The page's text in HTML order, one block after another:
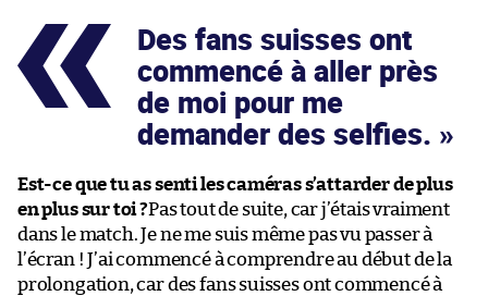
Des fans suisses ont
commencé à aller près
de moi pour me
demander des selfies.
Est-ce que tu as senti les caméras s’attarder de plus
en plus sur toi ?Pas tout de suite, car j’étais vraiment
dans le match. Je ne me suis même pas vu passer à
l’écran ! J’ai commencé à comprendre au début de la
prolongation, car des fans suisses ont commencé à